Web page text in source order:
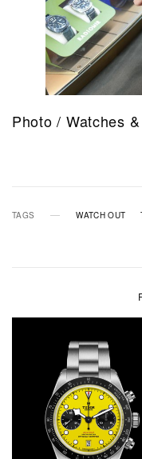
Photo / Watches
TAGS WATCH OUT